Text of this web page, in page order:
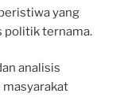
yang
politik ternama.
analisis
masyarakat